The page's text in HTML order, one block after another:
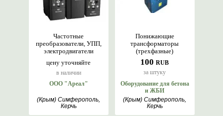
цену уточняйте
в наличии
Частотные
преобразователи, УПП,
электродвигатели
ООО "Ареал"
(Крым) Симферополь,
Керчь
100 RUB
за штуку
Понижающие
трансформаторы
(трехфазные)
Оборудование для бетона
и ЖБИ
(Крым) Симферополь,
Керчь